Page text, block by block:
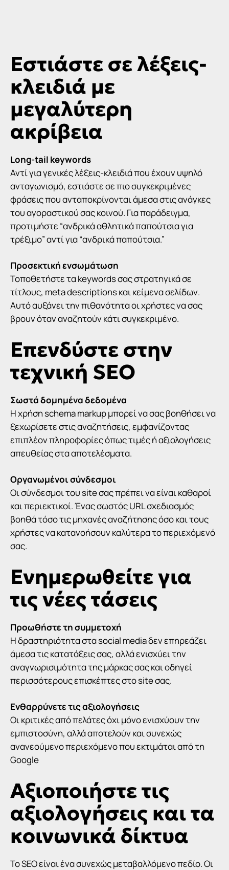
Εστιάστε σε λέξεις-
κλειδιά με
μεγαλύτερη
ακρίβεια
Long-tail keywords
Αντί για γενικέςλέξεις-κλειδιάπου έχουν υψηλό
ανταγωνισμό, εστιάστε σε πιο συγκεκριμένες
φράσεις που ανταποκρίνονται άμεσα στις ανάγκες
του αγοραστικού σας κοινού. Για παράδειγμα,
προτιμήστε “ανδρικά αθλητικά παπούτσια για
τρέξιμο” αντί για “ανδρικά παπούτσια.”
Προσεκτική ενσωμάτωση
Τοποθετήστε ταkeywordsσας στρατηγικά σε
τίτλους, meta descriptions και κείμενα σελίδων.
Αυτό αυξάνει την πιθανότητα οι χρήστες να σας
βρουν όταν αναζητούν κάτι συγκεκριμένο.
Επενδύστε στην
τεχνική SEO
Σωστά δομημένα δεδομένα
Η χρήσηschema markupμπορεί να σας βοηθήσει να
ξεχωρίσετε στις αναζητήσεις, εμφανίζοντας
επιπλέον πληροφορίες όπως τιμές ή αξιολογήσεις
απευθείας στα αποτελέσματα.
Οργανωμένοι σύνδεσμοι
Οισύνδεσμοι του site σαςπρέπει να είναι καθαροί
και περιεκτικοί. Ένας σωστός URL σχεδιασμός
βοηθά τόσο τις μηχανές αναζήτησης όσο και τους
χρήστες να κατανοήσουν καλύτερα το περιεχόμενό
σας.
Ενημερωθείτε για
τις νέες τάσεις
Προωθήστε τη συμμετοχή
Η δραστηριότητα στα social media δεν επηρεάζει
άμεσα τις κατατάξεις σας, αλλά ενισχύει την
αναγνωρισιμότητα της μάρκας σας και οδηγεί
περισσότερους επισκέπτες στο site σας.
Ενθαρρύνετε τις αξιολογήσεις
Οι κριτικές από πελάτες όχι μόνο ενισχύουν την
εμπιστοσύνη, αλλά αποτελούν και συνεχώς
ανανεούμενο περιεχόμενο που εκτιμάται από τη
Google
Αξιοποιήστε τις
αξιολογήσεις και τα
κοινωνικά δίκτυα
ΤοSEOείναι ένα συνεχώς μεταβαλλόμενο πεδίο. Οι